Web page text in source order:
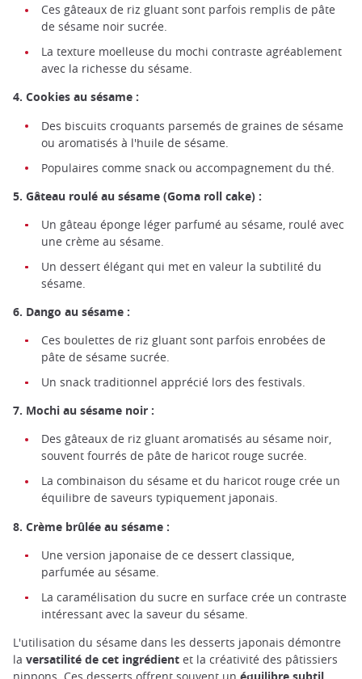
Ces gâteaux de riz gluant sont parfois remplis de pâte
de sésame noir sucrée.
La texture moelleuse du mochi contraste agréablement
avec la richesse du sésame.
4. Cookies au sésame :
Des biscuits croquants parsemés de graines de sésame
ou aromatisés à l'huile de sésame.
Populaires comme snack ou accompagnement du thé.
5. Gâteau roulé au sésame (Goma roll cake) :
Un gâteau éponge léger parfumé au sésame, roulé avec
une crème au sésame.
Un dessert élégant qui met en valeur la subtilité du
sésame.
6. Dango au sésame :
Ces boulettes de riz gluant sont parfois enrobées de
pâte de sésame sucrée.
Un snack traditionnel apprécié lors des festivals.
7. Mochi au sésame noir :
Des gâteaux de riz gluant aromatisés au sésame noir,
souvent fourrés de pâte de haricot rouge sucrée.
La combinaison du sésame et du haricot rouge crée un
équilibre de saveurs typiquement japonais.
8. Crème brûlée au sésame :
Une version japonaise de ce dessert classique,
parfumée au sésame.
La caramélisation du sucre en surface crée un contraste
intéressant avec la saveur du sésame.
L'utilisation du sésame dans les desserts japonais démontre
la versatilité de cet ingrédient et la créativité des pâtissiers